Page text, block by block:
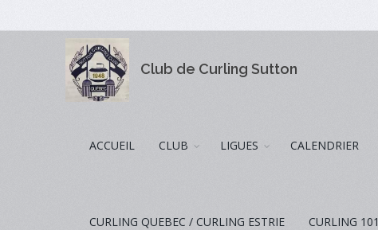
Club de Curling Sutton
ACCUEIL CLUB LIGUES CALENDRIER
CURLING QUEBEC / CURLING ESTRIE CURLING 101